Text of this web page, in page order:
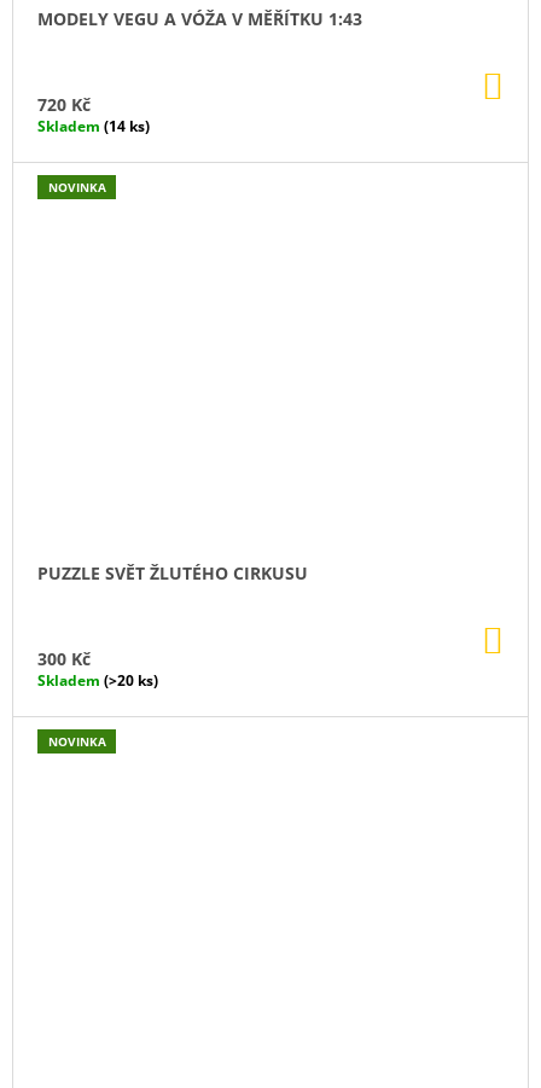
MODELY VEGU A VÓŽA V MĚŘÍTKU 1:43
720 Kč
Skladem (14 ks)
NOVINKA
PUZZLE SVĚT ŽLUTÉHO CIRKUSU
300 Kč
Skladem (>20 ks)
NOVINKA